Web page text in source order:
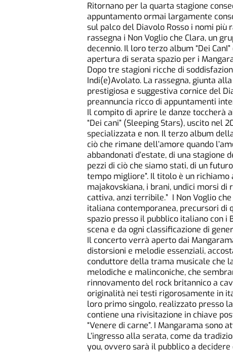
Ritornano per la quarta stagione
appuntamento ormai largamente
sul palco del Diavolo Rosso i nomi
rassegna i Non Voglio che Clara, un
decennio. Il loro terzo album “Dei
apertura di serata spazio per i
Dopo tre stagioni ricche di
Indi(e)Avolato. La rassegna, giunta
prestigiosa e suggestiva cornice del
preannuncia ricco di appuntamenti
Il compito di aprire le danze toccherà
“Dei cani” (Sleeping Stars), uscito nel
specializzata e non. Il terzo album
ciò che rimane dell’amore quando
abbandonati d’estate, di una stagione
pezzi di ciò che siamo stati, di un
tempo migliore”. Il titolo è un
majakovskiana, i brani, undici morsi di
cattiva, anzi terribile.” I Non Voglio
italiana contemporanea, precursori di
spazio presso il pubblico italiano con i
scena e da ogni classificazione di
Il concerto verrà aperto dai
distorsioni e melodie essenziali,
conduttore della trama musicale che
melodiche e malinconiche, che
rinnovamento del rock britannico a
originalità nei testi rigorosamente in
loro primo singolo, realizzato presso
contiene una rivisitazione in chiave
“Venere di carne”. I Mangarama
L’ingresso alla serata, come da
you, ovvero sarà il pubblico a decidere